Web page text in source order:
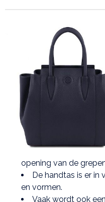
opening van de
De handtas is er in
en vormen.
Vaak wordt ook